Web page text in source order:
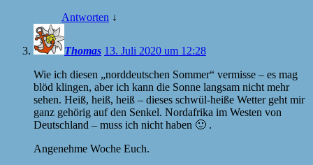
Antworten ↓
Thomas 13. Juli 2020 um 12:28
Wie ich diesen „norddeutschen Sommer“ vermisse – es mag
blöd klingen, aber ich kann die Sonne langsam nicht mehr
sehen. Heiß, heiß, heiß – dieses schwül-heiße Wetter geht mir
ganz gehörig auf den Senkel. Nordafrika im Westen von
Deutschland – muss ich nicht haben 🙂 .
Angenehme Woche Euch.